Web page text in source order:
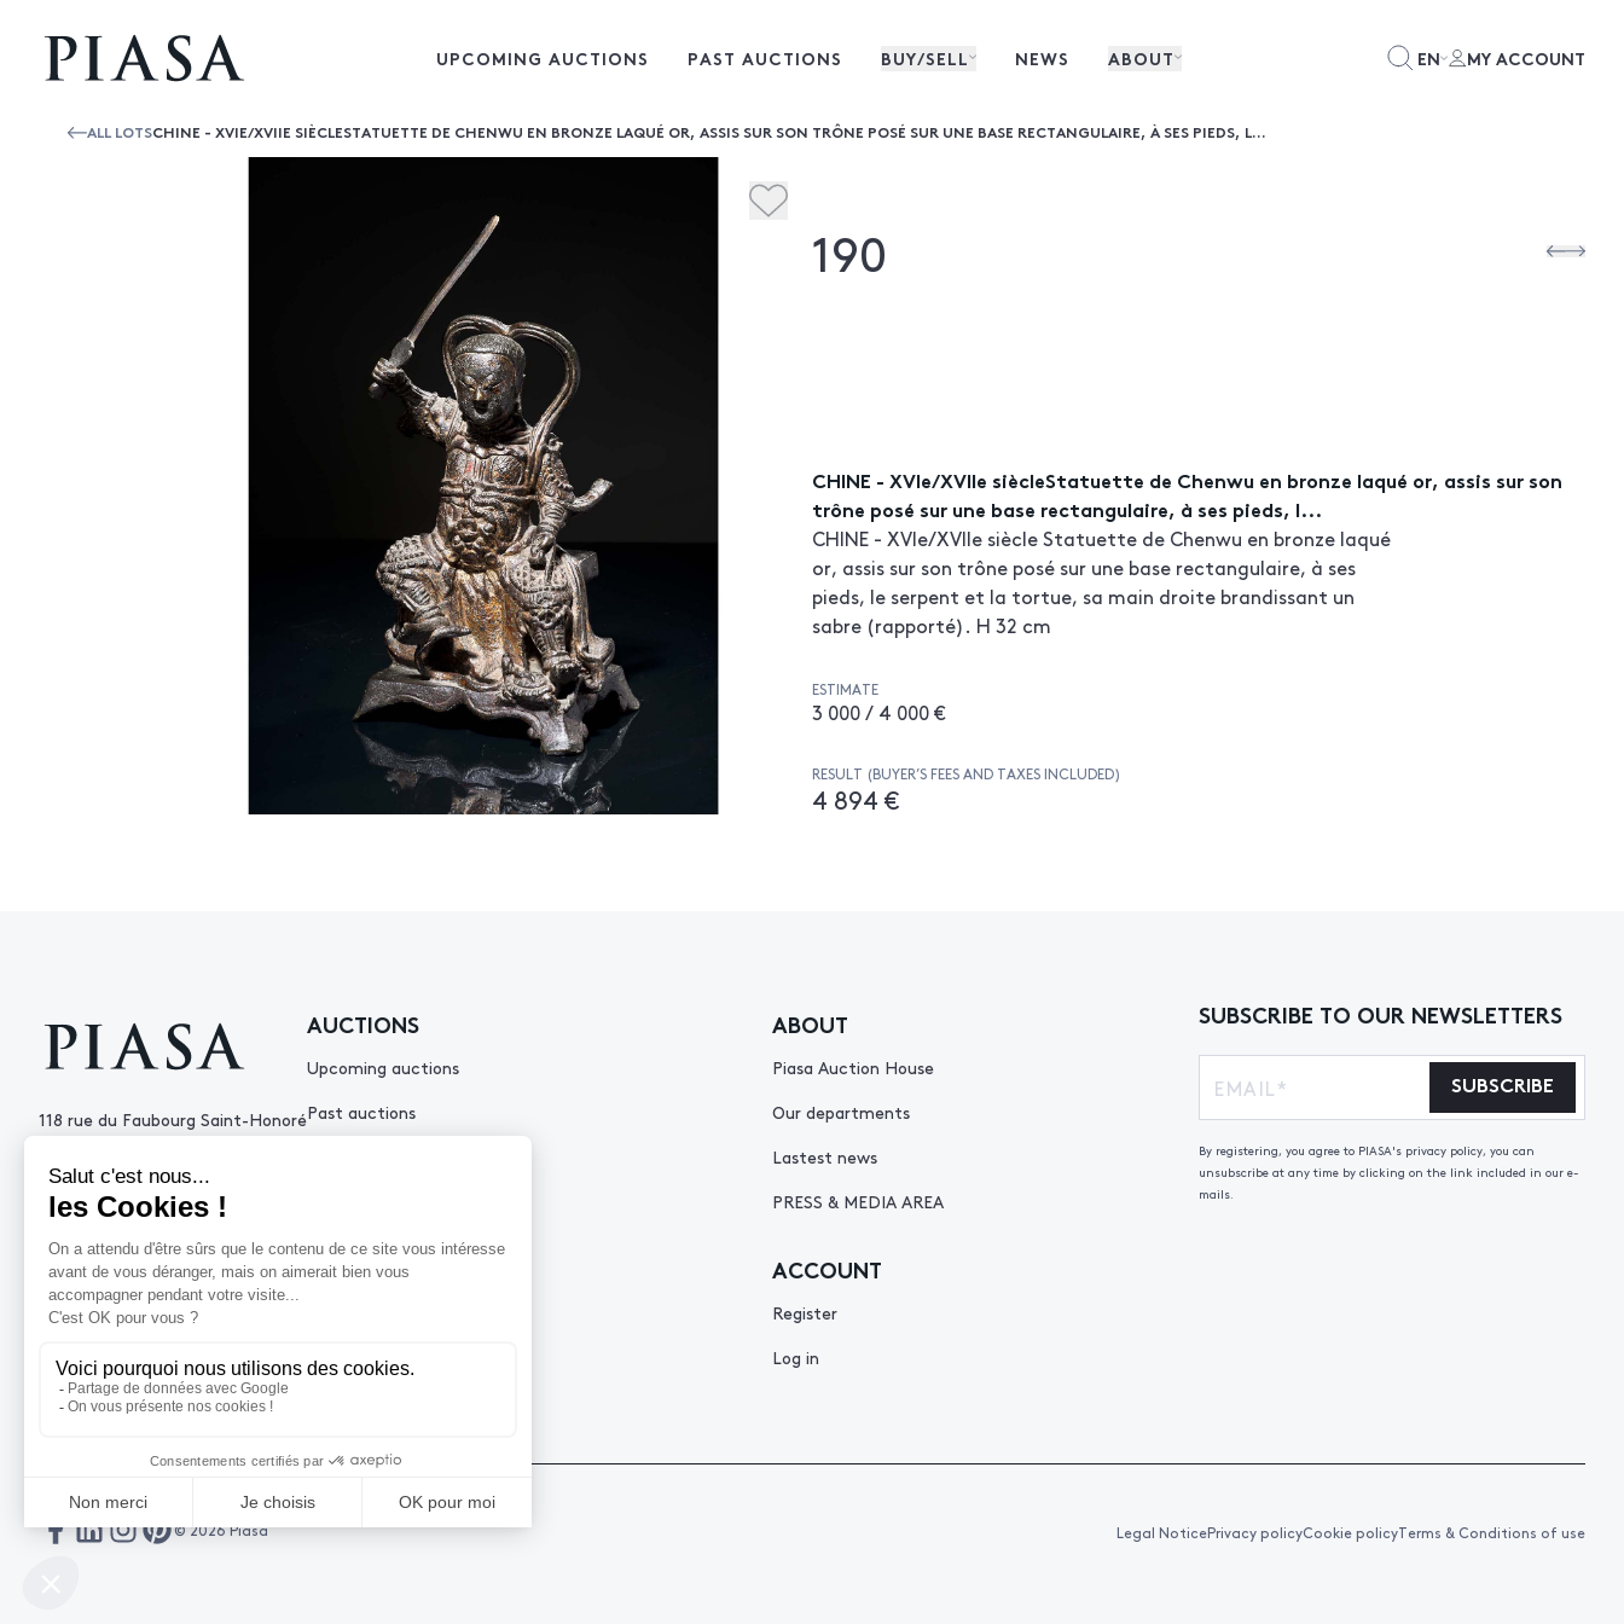
UPCOMING AUCTIONS PAST AUCTIONS BUY/SELL NEWS ABOUT EN MY ACCOUNT
ALL LOTSCHINE - XVIE/XVIIE SIÈCLESTATUETTE DE CHENWU EN BRONZE LAQUÉ OR, ASSIS SUR SON TRÔNE POSÉ SUR UNE BASE RECTANGULAIRE, À SES PIEDS, L...
190
CHINE - XVIe/XVIIe siècleStatuette de Chenwu en bronze laqué or, assis sur son
trône posé sur une base rectangulaire, à ses pieds, l...
CHINE - XVIe/XVIIe siècle Statuette de Chenwu en bronze laqué
or, assis sur son trône posé sur une base rectangulaire, à ses
pieds, le serpent et la tortue, sa main droite brandissant un
sabre (rapporté). H 32 cm
ESTIMATE
3 000 / 4 000 €
RESULT (BUYER’S FEES AND TAXES INCLUDED)
4 894 €
118 rue du Faubourg Saint-Honoré
+33 (0)1 53 34 10
contact@piasa.fr
AUCTIONS
Upcoming auctions
Past auctions
ABOUT
Piasa Auction House
Our departments
Lastest news
PRESS & MEDIA AREA
HELP
How to sell ?
ACCOUNT
Register
Log in
SUBSCRIBE TO OUR NEWSLETTERS
SUBSCRIBE
By registering, you agree to PIASA's privacy policy, you can
unsubscribe at any time by clicking on the link included in our e-
mails.
© 2026 Piasa Legal NoticePrivacy policyCookie policyTerms & Conditions of use